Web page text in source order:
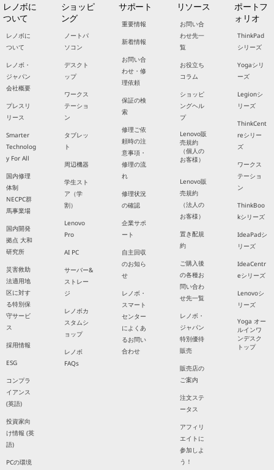
レノボに
ついて
レノボに
ついて
レノボ・
ジャパン
会社概要
プレスリ
リース
Smarter
Technolog
y For All
国内修理
体制
NECPC群
馬事業場
国内開発
拠点 大和
研究所
災害救助
法適用地
区に対す
る特別保
守サービ
ス
採用情報
ESG
コンプラ
イアンス
(英語)
投資家向
け情報 (英
語)
PCの環境
ショッピ
ング
ノートパ
ソコン
デスクト
ップ
ワークス
テーショ
ン
タブレッ
ト
周辺機器
学生スト
ア（学
割）
Lenovo
Pro
AI PC
サーバー&
ストレー
ジ
レノボカ
スタムシ
ョップ
レノボ
FAQs
サポート
重要情報
新着情報
お問い合
わせ・修
理依頼
保証の検
索
修理ご依
頼時の注
意事項・
修理の流
れ
修理状況
の確認
企業サポ
ート
自主回収
のお知ら
せ
レノボ・
スマート
センター
によくあ
るお問い
合わせ
リソース
お問い合
わせ先一
覧
お役立ち
コラム
ショッピ
ングヘル
プ
Lenovo販
売規約
（個人の
お客様）
Lenovo販
売規約
（法人の
お客様）
置き配規
約
ご購入後
の各種お
問い合わ
せ先一覧
レノボ・
ジャパン
特別優待
販売
販売店の
ご案内
注文ステ
ータス
アフィリ
エイトに
参加しよ
う！
ポートフ
ォリオ
ThinkPad
シリーズ
Yogaシリ
ーズ
Legionシ
リーズ
ThinkCent
reシリー
ズ
ワークス
テーショ
ン
ThinkBoo
kシリーズ
IdeaPadシ
リーズ
IdeaCentr
eシリーズ
Lenovoシ
リーズ
Yoga オー
ルインワ
ンデスク
トップ